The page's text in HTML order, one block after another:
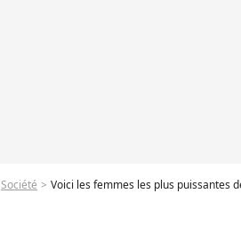
Société Voici les femmes les plus puissantes